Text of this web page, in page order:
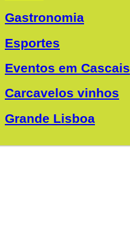
Gastronomia
Esportes
Eventos em Cascais
Carcavelos vinhos
Grande Lisboa